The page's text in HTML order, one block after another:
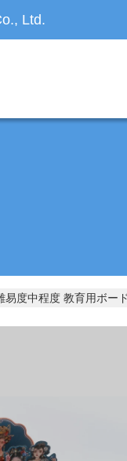
Ltd.
易度中程度 教育用ボー